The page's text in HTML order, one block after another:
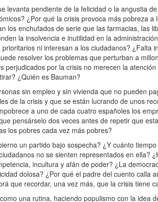
levanta pendiente de la felicidad o la angustia
¿Por qué la crisis provoca más pobreza
los enchufados de serie que las farmacias, las
la insolvencia e inutilidad en la
ni interesan a los ciudadanos? ¿Falta
resolver los problemas que perturban a
perjudicados por la crisis no merecen la
¿Quién es Bauman?
sin empleo y sin vivienda que no pueden
de la crisis y que se están lucrando de unos
a uno de cada cuatro españoles los
pensárselo dos veces antes de repetir que
los pobres cada vez más pobres?
un partido bajo sospecha? ¿Y cuánto
no se sienten representados en ella?
incultura y afán de poder? ¿La
dolosa? ¿Por qué el padre del cuento calla
que recordar, una vez más, que la crisis tiene
una rutina, haciendo populismo con la idea